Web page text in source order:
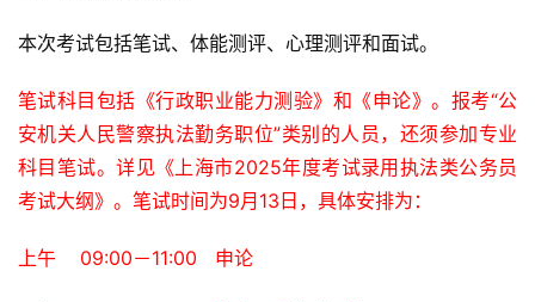
本次考试包括笔试、体能测评、心理测评和面试。
笔试科目包括《行政职业能力测验》和《申论》。报考“公
安机关人民警察执法勤务职位”类别的人员，还须参加专业
科目笔试。详见《上海市2025年度考试录用执法类公务员
考试大纲》。笔试时间为9月13日，具体安排为：
上午    09:00－11:00   申论